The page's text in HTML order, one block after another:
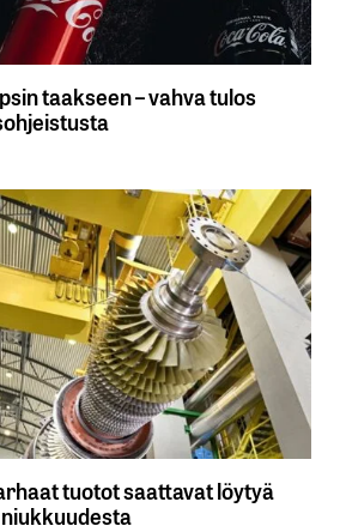
taakseen – vahva tulos
tuotot saattavat löytyä